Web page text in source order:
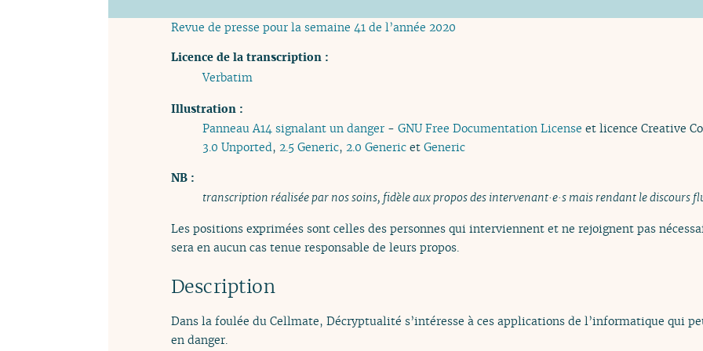
Revue de presse pour la semaine 41 de l’année 2020
Licence de la transcription :
Verbatim
Illustration :
Panneau A14 signalant un danger - GNU Free Documentation License et licence Creative
3.0 Unported, 2.5 Generic, 2.0 Generic et Generic
NB :
transcription réalisée par nos soins, fidèle aux propos des intervenant·e·s mais rendant le discours
Les positions exprimées sont celles des personnes qui interviennent et ne rejoignent pas
sera en aucun cas tenue responsable de leurs propos.
Description
Dans la foulée du Cellmate, Décryptualité s’intéresse à ces applications de l’informatique qui
en danger.